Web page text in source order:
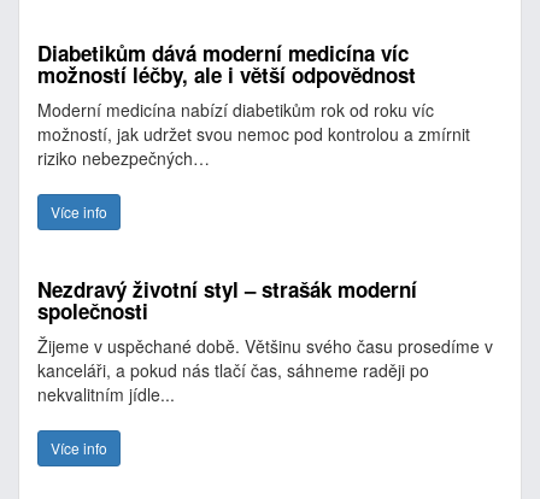
Diabetikům dává moderní medicína víc
možností léčby, ale i větší odpovědnost
Moderní medicína nabízí diabetikům rok od roku víc
možností, jak udržet svou nemoc pod kontrolou a zmírnit
riziko nebezpečných…
Více info
Nezdravý životní styl – strašák moderní
společnosti
Žijeme v uspěchané době. Většinu svého času prosedíme v
kanceláři, a pokud nás tlačí čas, sáhneme raději po
nekvalitním jídle...
Více info